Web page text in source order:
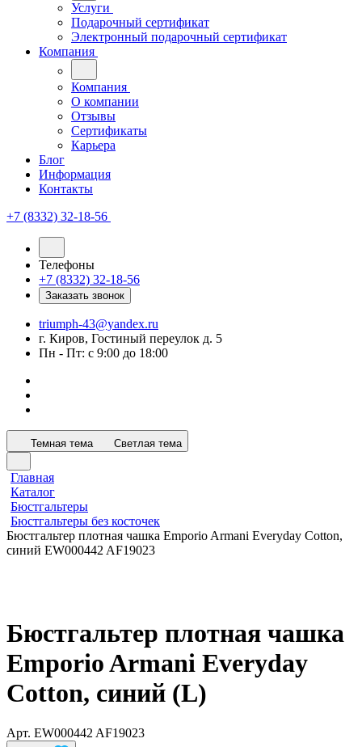
Услуги
Подарочный сертификат
Электронный подарочный сертификат
Компания
Компания
О компании
Отзывы
Сертификаты
Карьера
Блог
Информация
Контакты
+7 (8332) 32-18-56
Телефоны
+7 (8332) 32-18-56
Заказать звонок
triumph-43@yandex.ru
г. Киров, Гостиный переулок д. 5
Пн - Пт: с 9:00 до 18:00
Темная тема Светлая тема
Главная
Каталог
Бюстгальтеры
Бюстгальтеры без косточек
Бюстгальтер плотная чашка Emporio Armani Everyday Cotton,
синий EW000442 AF19023
Бюстгальтер плотная чашка
Emporio Armani Everyday
Cotton, синий (L)
Арт. EW000442 AF19023